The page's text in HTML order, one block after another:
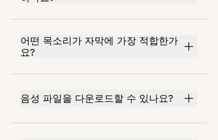
어떤 목소리가 자막에 가장 적합한가
요?
음성 파일을 다운로드할 수 있나요?